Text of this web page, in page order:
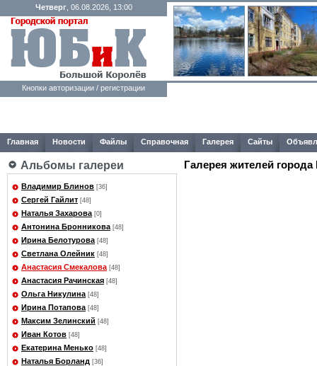
Четверг, 06.08.2026, 13:00
Кнопки авторизации / регистрации
Главная Новости Файлы Справочная Галерея Сайты
Альбомы галереи
Владимир Блинов [36]
Сергей Гайлит [48]
Наталья Захарова [0]
Антонина Бронникова [48]
Ирина Белотурова [48]
Светлана Олейник [48]
Анастасия Смекалова [48]
Анастасия Рачинская [48]
Ольга Никулина [48]
Ирина Потапова [48]
Максим Зелинский [48]
Иван Котов [48]
Екатерина Менько [48]
Наталья Борланд [36]
Галерея жителей города